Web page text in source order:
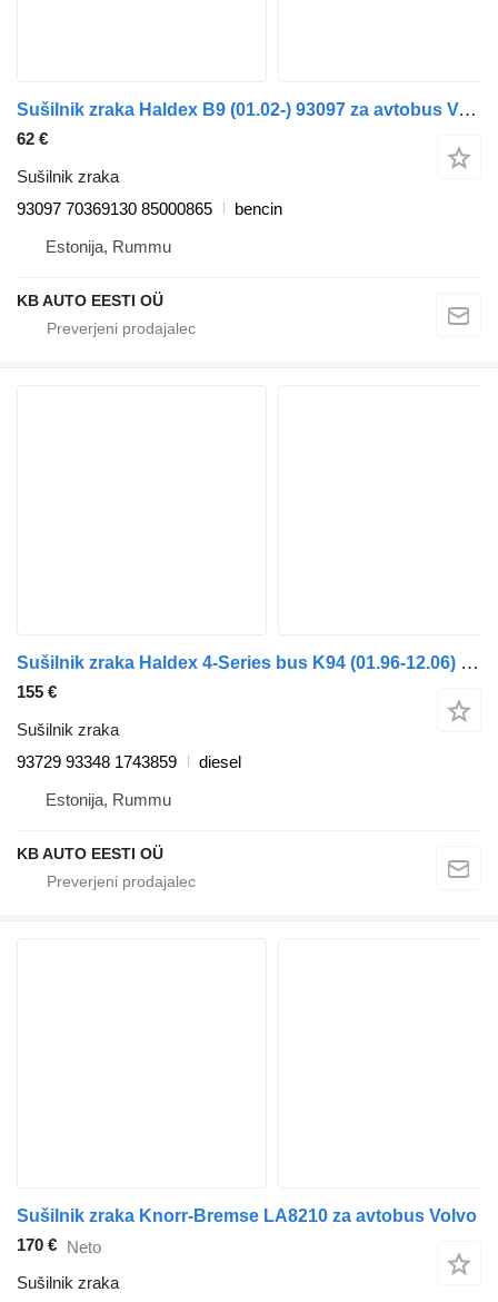
Sušilnik zraka Haldex B9 (01.02-) 93097 za avtobus Volvo B6, B7, B9, B10, B12 bus (1978-2011)
62 €
Sušilnik zraka
93097 70369130 85000865
bencin
Estonija, Rummu
KB AUTO EESTI OÜ
Sušilnik zraka Haldex 4-Series bus K94 (01.96-12.06) 93729 93348 za avtobus Scania 4-series bus (1995-2006)
155 €
Sušilnik zraka
93729 93348 1743859
diesel
Estonija, Rummu
KB AUTO EESTI OÜ
Sušilnik zraka Knorr-Bremse LA8210 za avtobus Volvo
170 € Neto
Sušilnik zraka